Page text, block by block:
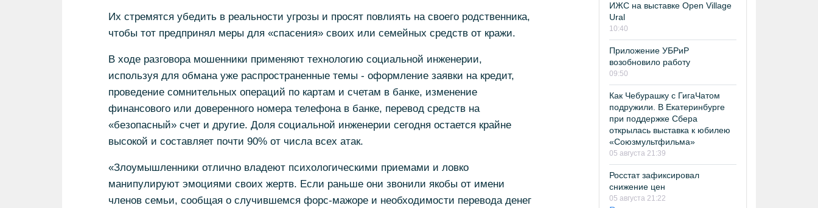
Их стремятся убедить в реальности угрозы и просят повлиять на своего родственника,
чтобы тот предпринял меры для «спасения» своих или семейных средств от кражи.
В ходе разговора мошенники применяют технологию социальной инженерии,
используя для обмана уже распространенные темы - оформление заявки на кредит,
проведение сомнительных операций по картам и счетам в банке, изменение
финансового или доверенного номера телефона в банке, перевод средств на
«безопасный» счет и другие. Доля социальной инженерии сегодня остается крайне
высокой и составляет почти 90% от числа всех атак.
«Злоумышленники отлично владеют психологическими приемами и ловко
манипулируют эмоциями своих жертв. Если раньше они звонили якобы от имени
членов семьи, сообщая о случившемся форс-мажоре и необходимости перевода денег
ИЖС на выставке Open Village
Ural
10:40
Приложение УБРиР
возобновило работу
09:50
Как Чебурашку с ГигаЧатом
подружили. В Екатеринбурге
при поддержке Сбера
открылась выставка к юбилею
«Союзмультфильма»
05 августа 21:39
Росстат зафиксировал
снижение цен
05 августа 21:22